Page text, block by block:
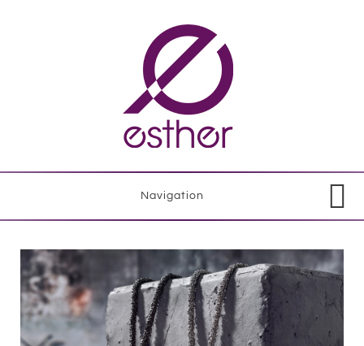
Navigation